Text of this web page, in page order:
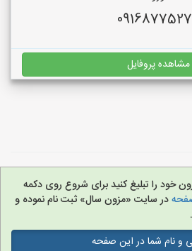
مشاهده پروفایل
خود را تبلیغ کنید برای شروع روی دکمه
در سایت «مزون سال» ثبت نام نموده و
و نام شما در این صفحه